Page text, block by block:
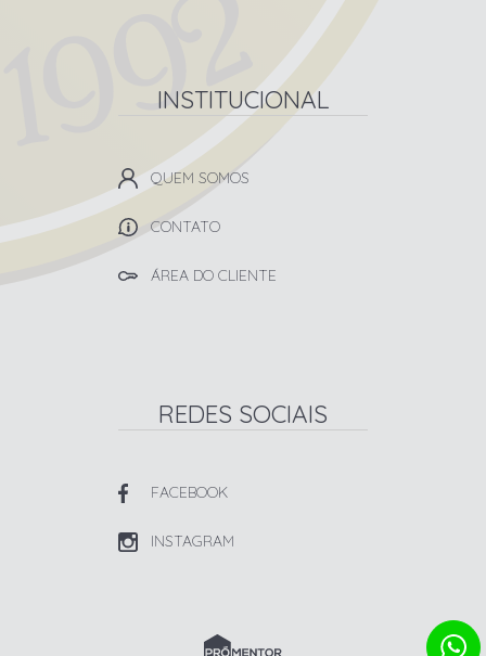
INSTITUCIONAL
QUEM SOMOS
CONTATO
ÁREA DO CLIENTE
REDES SOCIAIS
FACEBOOK
INSTAGRAM